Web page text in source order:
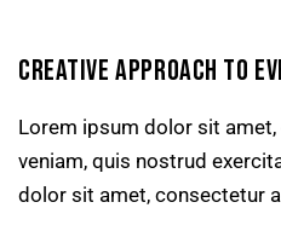
CREATIVE APPROACH TO
Lorem ipsum dolor sit
veniam, quis nostrud
dolor sit amet, consectetur